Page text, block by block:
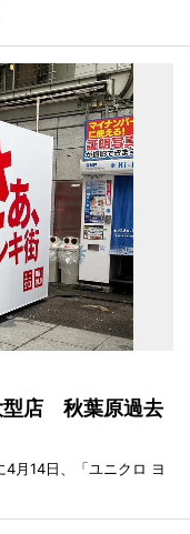
型店 秋葉原過去
4月14日、「ユニクロ ヨ